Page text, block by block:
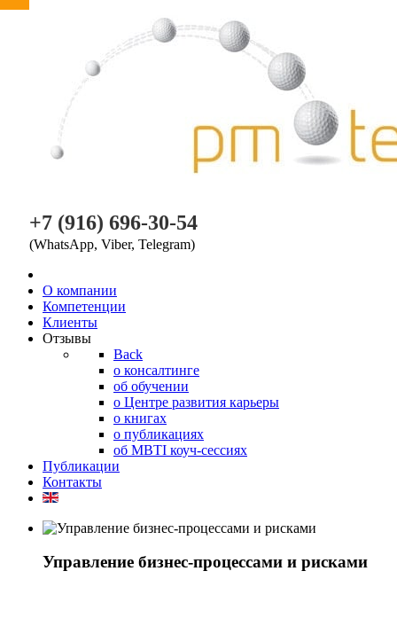
+7 (916) 696-30-54
(WhatsApp, Viber, Telegram)
O компании
Компетенции
Клиенты
Отзывы
Back
о консалтинге
об обучении
о Центре развития карьеры
о книгах
о публикациях
об MBTI коуч-сессиях
Публикации
Контакты
Управление бизнес-процессами и рисками